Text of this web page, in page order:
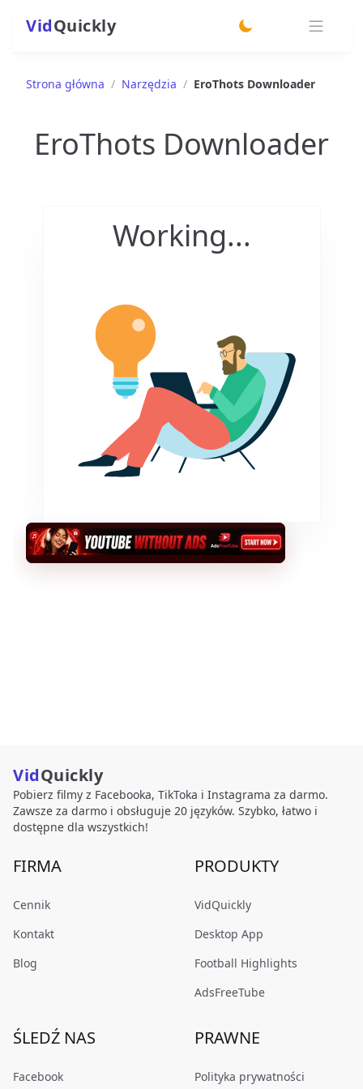
VidQuickly
Strona główna / Narzędzia / EroThots Downloader
EroThots Downloader
Working...
VidQuickly
Pobierz filmy z Facebooka, TikToka i Instagrama za darmo.
Zawsze za darmo i obsługuje 20 języków. Szybko, łatwo i
dostępne dla wszystkich!
FIRMA
Cennik
Kontakt
Blog
PRODUKTY
VidQuickly
Desktop App
Football Highlights
AdsFreeTube
ŚLEDŹ NAS
Facebook
PRAWNE
Polityka prywatności